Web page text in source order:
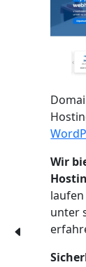
Wir
unter